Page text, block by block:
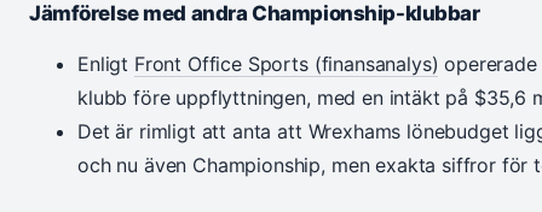
Jämförelse med andra Championship-klubbar
Enligt Front Office Sports (finansanalys) opererade
klubb före uppflyttningen, med en intäkt på $35,6
Det är rimligt att anta att Wrexhams lönebudget
och nu även Championship, men exakta siffror för